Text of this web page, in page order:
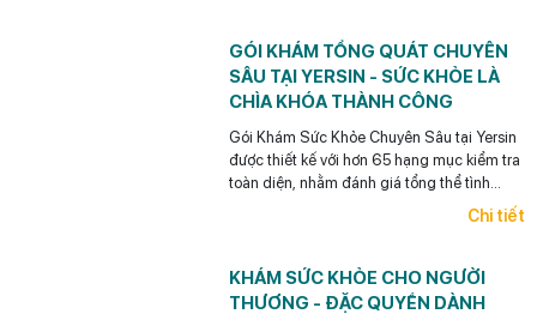
GÓI KHÁM TỔNG QUÁT CHUYÊN
SÂU TẠI YERSIN - SỨC KHỎE LÀ
CHÌA KHÓA THÀNH CÔNG
Gói Khám Sức Khỏe Chuyên Sâu tại Yersin
được thiết kế với hơn 65 hạng mục kiểm tra
toàn diện, nhằm đánh giá tổng thể tình
trạng sức khỏe, phù hợp cho các nhà quản
Chi tiết
KHÁM SỨC KHỎE CHO NGƯỜI
THƯƠNG - ĐẶC QUYỀN DÀNH